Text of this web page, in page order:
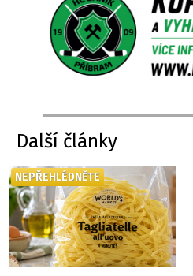
Další články
NEPŘEHLÉDNĚTE